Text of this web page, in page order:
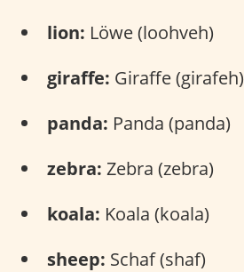
lion: Löwe (loohveh)
giraffe: Giraffe (girafeh)
panda: Panda (panda)
zebra: Zebra (zebra)
koala: Koala (koala)
sheep: Schaf (shaf)